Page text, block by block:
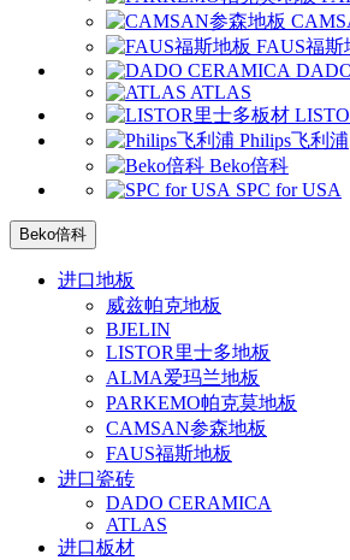
FAUS福斯
ATLAS
Philips飞利浦
Beko倍科
SPC for USA
Beko倍科
进口地板
威兹帕克地板
BJELIN
LISTOR里士多地板
ALMA爱玛兰地板
PARKEMO帕克莫地板
CAMSAN参森地板
FAUS福斯地板
进口瓷砖
DADO CERAMICA
ATLAS
进口板材